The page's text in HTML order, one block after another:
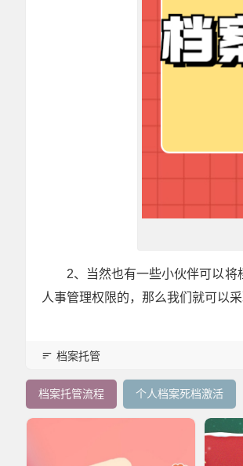
2、当然也有一些小伙伴可以
人事管理权限的，那么我们就可以
档案托管
档案托管流程 个人档案死档激活